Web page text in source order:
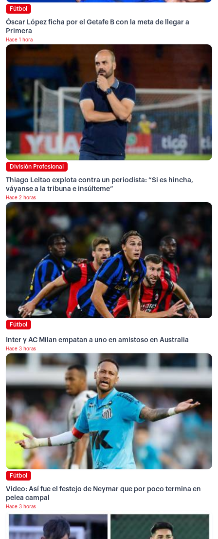
Fútbol
Óscar López ficha por el Getafe B con la meta de llegar a
Primera
Hace 1 hora
División Profesional
Thiago Leitao explota contra un periodista: “Si es hincha,
váyanse a la tribuna e insúlteme”
Hace 2 horas
Fútbol
Inter y AC Milan empatan a uno en amistoso en Australia
Hace 3 horas
Fútbol
Video: Así fue el festejo de Neymar que por poco termina en
pelea campal
Hace 3 horas